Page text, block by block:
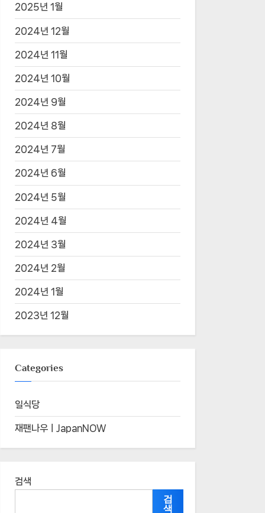
2025년 1월
2024년 12월
2024년 11월
2024년 10월
2024년 9월
2024년 8월
2024년 7월
2024년 6월
2024년 5월
2024년 4월
2024년 3월
2024년 2월
2024년 1월
2023년 12월
Categories
일식당
재팬나우ㅣJapanNOW
검색
검
색